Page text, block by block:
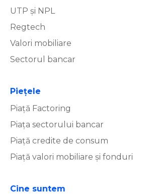
UTP și NPL
Regtech
Valori mobiliare
Sectorul bancar
Piețele
Piață Factoring
Piața sectorului bancar
Piață credite de consum
Piață valori mobiliare și fonduri
Cine suntem